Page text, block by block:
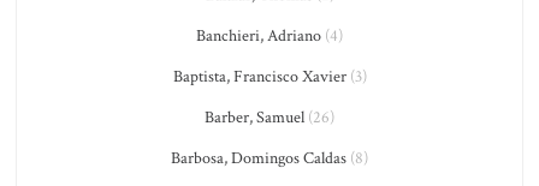
Banchieri, Adriano (4)
Baptista, Francisco Xavier(3)
Barber, Samuel (26)
Barbosa, Domingos Caldas (8)